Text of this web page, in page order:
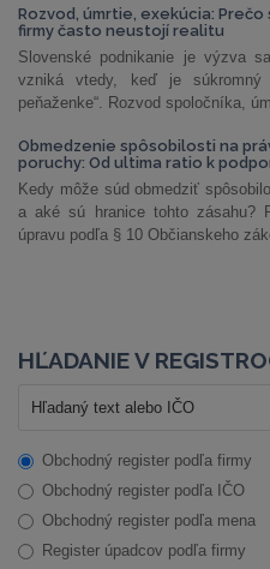
Rozvod, úmrtie, exekúcia:
firmy často neustojí realitu
Slovenské podnikanie je výzva
vzniká vtedy, keď je súkromný
peňaženke“. Rozvod spoločníka,
Obmedzenie spôsobilosti na
poruchy: Od ultima ratio k
Kedy môže súd obmedziť
a aké sú hranice tohto zásahu?
úpravu podľa § 10 Občianskeho
HĽADANIE V
Obchodný register podľa firmy
Obchodný register podľa IČO
Obchodný register podľa mena
Register úpadcov podľa firmy